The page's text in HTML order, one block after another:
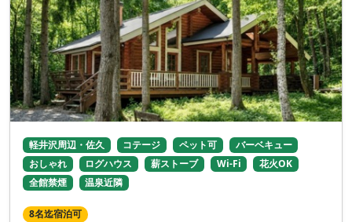
軽井沢周辺・佐久 コテージ ペット可
バーベキュー
おしゃれ
ログハウス 薪ストーブ Wi-Fi
花火OK
全館禁煙
温泉近隣
8名迄宿泊可